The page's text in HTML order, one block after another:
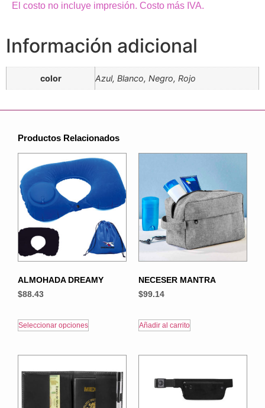
El costo no incluye impresión. Costo más IVA.
Información adicional
color Azul, Blanco, Negro, Rojo
Productos Relacionados
ALMOHADA DREAMY
$88.43
Seleccionar opciones
NECESER MANTRA
$99.14
Añadir al carrito